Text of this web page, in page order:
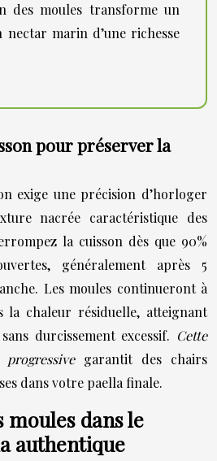
des moules transforme un
marin d’une richesse
pour préserver la
exige une précision d’horloger
nacrée caractéristique des
la cuisson dès que 90%
généralement après 5
Les moules continueront à
la chaleur résiduelle, atteignant
durcissement excessif. Cette
garantit des chairs
dans votre paella finale.
dans le
authentique